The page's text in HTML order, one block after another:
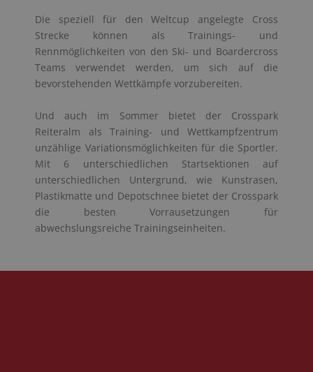
Die speziell für den Weltcup angelegte Cross
Strecke können als Trainings- und
Rennmöglichkeiten von den Ski- und Boardercross
Teams verwendet werden, um sich auf die
bevorstehenden Wettkämpfe vorzubereiten.
Und auch im Sommer bietet der Crosspark
Reiteralm als Training- und Wettkampfzentrum
unzählige Variationsmöglichkeiten für die Sportler.
Mit 6 unterschiedlichen Startsektionen auf
unterschiedlichen Untergrund, wie Kunstrasen,
Plastikmatte und Depotschnee bietet der Crosspark
die besten Vorrausetzungen für
abwechslungsreiche Trainingseinheiten.